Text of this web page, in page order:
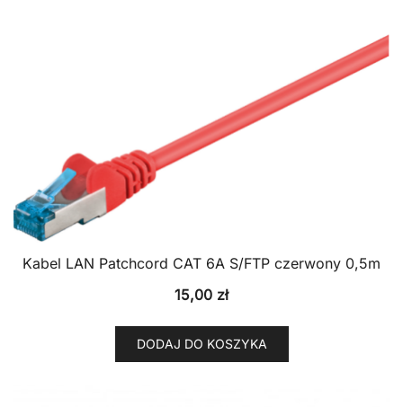
Kabel LAN Patchcord CAT 6A S/FTP czerwony 0,5m
15,00 zł
DODAJ DO KOSZYKA